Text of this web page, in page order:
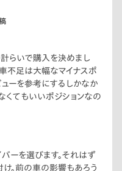
らいで購入を決めまし
不足は大幅なマイナスポ
ーを参考にするしかなか
くてもいいポジションなの
ーを選びます。それはず
。前の車の影響もあろう